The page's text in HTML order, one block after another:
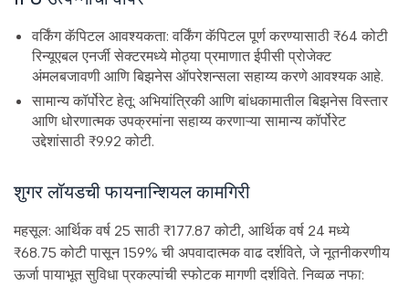
वर्किंग कॅपिटल आवश्यकता: वर्किंग कॅपिटल पूर्ण करण्यासाठी ₹64 कोटी
रिन्यूएबल एनर्जी सेक्टरमध्ये मोठ्या प्रमाणात ईपीसी प्रोजेक्ट
अंमलबजावणी आणि बिझनेस ऑपरेशन्सला सहाय्य करणे आवश्यक आहे.
सामान्य कॉर्पोरेट हेतू: अभियांत्रिकी आणि बांधकामातील बिझनेस विस्तार
आणि धोरणात्मक उपक्रमांना सहाय्य करणाऱ्या सामान्य कॉर्पोरेट
उद्देशांसाठी ₹9.92 कोटी.
शुगर लॉयडची फायनान्शियल कामगिरी
महसूल: आर्थिक वर्ष 25 साठी ₹177.87 कोटी, आर्थिक वर्ष 24 मध्ये
₹68.75 कोटी पासून 159% ची अपवादात्मक वाढ दर्शविते, जे नूतनीकरणीय
ऊर्जा पायाभूत सुविधा प्रकल्पांची स्फोटक मागणी दर्शविते. निव्वळ नफा: